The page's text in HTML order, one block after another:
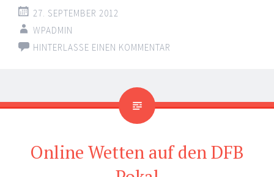
27. SEPTEMBER 2012
WPADMIN
HINTERLASSE EINEN KOMMENTAR
Online Wetten auf den DFB